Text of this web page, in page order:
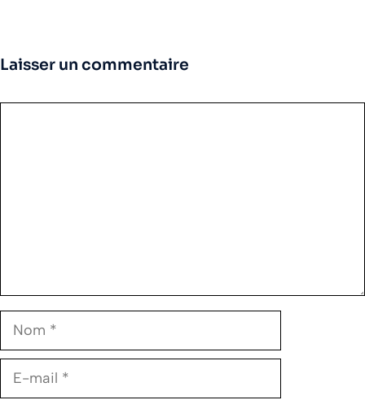
Laisser un commentaire
Nom
E-